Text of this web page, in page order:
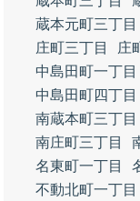
蔵本元町三丁目
庄町三丁目
庄
中島田町一丁目
中島田町四丁目
南蔵本町三丁目
南庄町三丁目
名東町一丁目
不動北町一丁目